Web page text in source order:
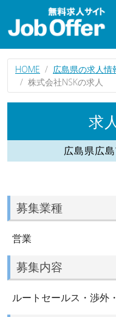
HOME 広島県の求人情
株式会社NSKの求人
求
広島県広
募集業種
営業
募集内容
ルートセールス・渉外